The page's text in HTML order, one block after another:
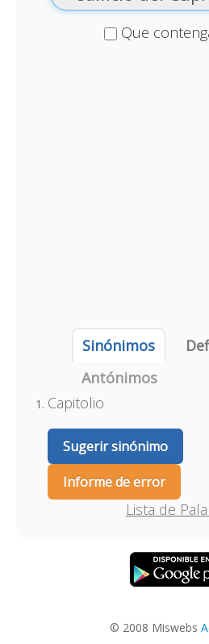
Que
Sinónimos
Antónimos
Capitolio
Sugerir sinónimo
Informe de error
Lista de
© 2008 Miswebs